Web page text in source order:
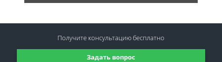
Задать вопрос
Получите консультациюбесплатно